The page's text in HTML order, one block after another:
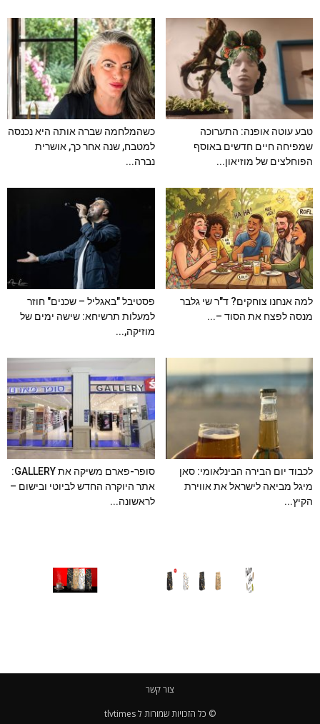
טבע עוטה אופנה: התערוכה
שמפיחה חיים חדשים באוסף
הפוחלצים של מוזיאון...
כשהמלחמה שברה אותה היא נכנסה
למטבח, שנה אחר כך, אושרית
נברה...
למה אנחנו צוחקים? ד"ר שי גלבר
מנסה לפצח את הסוד –...
פסטיבל "באגליל – שכנים" חוזר
למעלות תרשיחא: שישה ימים של
מוזיקה,...
לכבוד יום הבירה הבינלאומי: סאן
מיגל מביאה לישראל את אווירת
הקיץ...
סופר-פארם משיקה את GALLERY:
אתר היוקרה החדש לביוטי ובישום –
לראשונה...
צור קשר
© כל הזכויות שמורות ל tlvtimes